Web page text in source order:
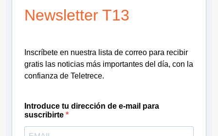
Newsletter T13
Inscríbete en nuestra lista de correo para recibir
gratis las noticias más importantes del día, con la
confianza de Teletrece.
Introduce tu dirección de e-mail para
suscribirte